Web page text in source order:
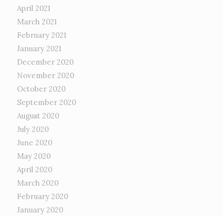
April 2021
March 2021
February 2021
January 2021
December 2020
November 2020
October 2020
September 2020
August 2020
July 2020
June 2020
May 2020
April 2020
March 2020
February 2020
January 2020